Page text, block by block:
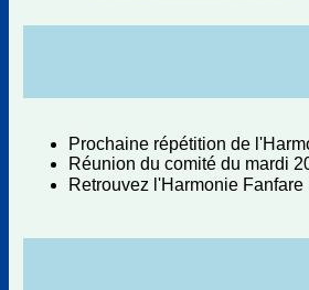
Prochaine répétition de
Réunion du comité du mardi
Retrouvez l'Harmonie